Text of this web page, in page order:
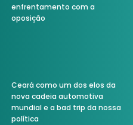
enfrentamento com a
oposição
Ceará como um dos elos da
nova cadeia automotiva
mundial e a bad trip da nossa
política